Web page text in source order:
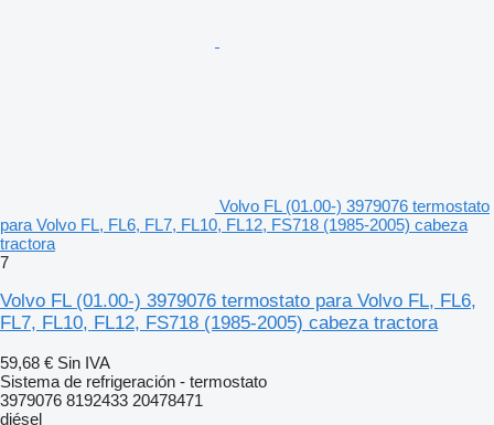
Volvo FL (01.00-) 3979076 termostato
para Volvo FL, FL6, FL7, FL10, FL12, FS718 (1985-2005) cabeza
tractora
7
Volvo FL (01.00-) 3979076 termostato para Volvo FL, FL6,
FL7, FL10, FL12, FS718 (1985-2005) cabeza tractora
59,68 € Sin IVA
Sistema de refrigeración - termostato
3979076 8192433 20478471
diésel